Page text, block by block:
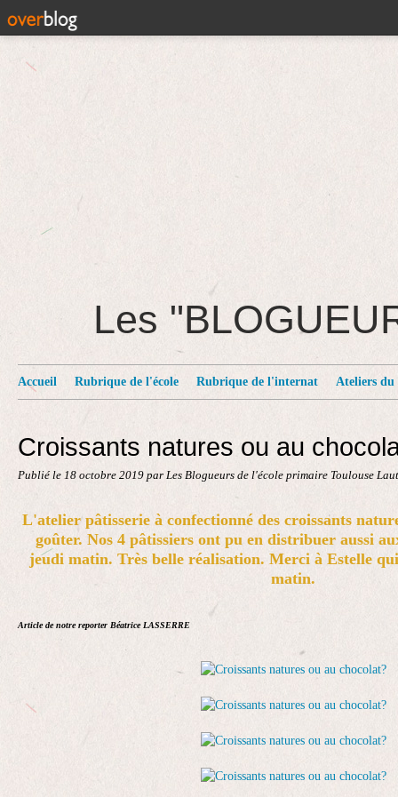
Les
Accueil Rubrique de l'école Rubrique de l'internat Ateliers du
Croissants natures ou au
Publié le 18 octobre 2019 par Les Blogueurs de l'école primaire Toulouse
L'atelier pâtisserie à confectionné des croissants
goûter. Nos 4 pâtissiers ont pu en distribuer aussi
jeudi matin. Très belle réalisation. Merci à Estelle
matin.
Article de notre reporter Béatrice LASSERRE